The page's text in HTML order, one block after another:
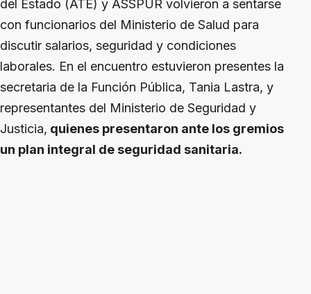
del Estado (ATE) y ASSPUR volvieron a sentarse
con funcionarios del Ministerio de Salud para
discutir salarios, seguridad y condiciones
laborales. En el encuentro estuvieron presentes la
secretaria de la Función Pública, Tania Lastra, y
representantes del Ministerio de Seguridad y
Justicia, quienes presentaron ante los gremios
un plan integral de seguridad sanitaria.